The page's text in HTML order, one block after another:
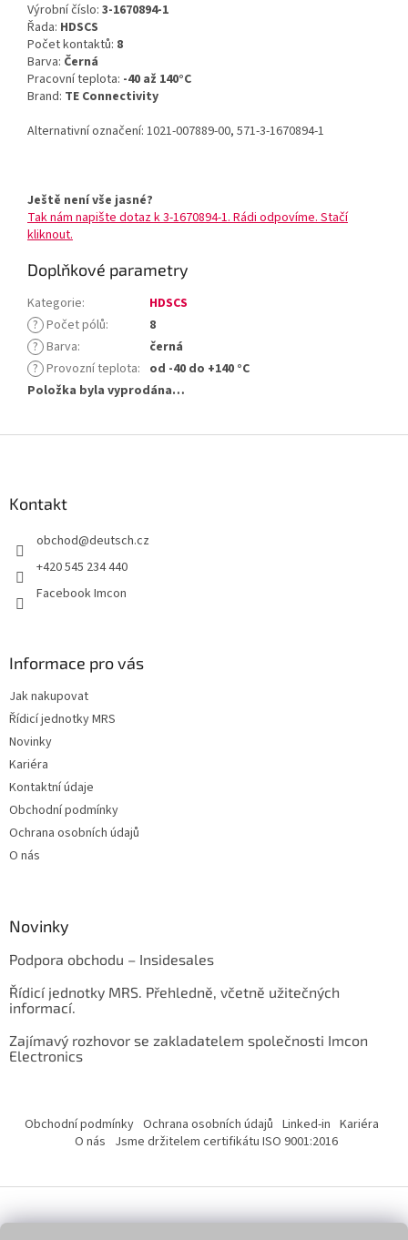
Výrobní číslo: 3-1670894-1
Řada: HDSCS
Počet kontaktů: 8
Barva: Černá
Pracovní teplota: -40 až 140°C
Brand: TE Connectivity
Alternativní označení: 1021-007889-00, 571-3-1670894-1
Ještě není vše jasné?
Tak nám napište dotaz k 3-1670894-1. Rádi odpovíme. Stačí
kliknout.
Doplňkové parametry
Kategorie:
HDSCS
? Počet pólů:
8
? Barva:
černá
? Provozní teplota: od -40 do +140 °C
Položka byla vyprodána…
Kontakt
obchod@deutsch.cz
+420 545 234 440
Facebook Imcon
Informace pro vás
Jak nakupovat
Řídicí jednotky MRS
Novinky
Kariéra
Kontaktní údaje
Obchodní podmínky
Ochrana osobních údajů
O nás
Novinky
Podpora obchodu – Insidesales
Řídicí jednotky MRS. Přehledně, včetně užitečných
informací.
Zajímavý rozhovor se zakladatelem společnosti Imcon
Electronics
Obchodní podmínky Ochrana osobních údajů Linked-in Kariéra
O nás Jsme držitelem certifikátu ISO 9001:2016